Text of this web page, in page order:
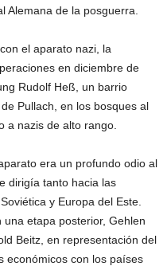
Alemana de la posguerra.
el aparato nazi, la
en diciembre de
Rudolf Heß, un barrio
Pullach, en los bosques al
a nazis de alto rango.
era un profundo odio al
dirigía tanto hacia las
y Europa del Este.
etapa posterior, Gehlen
Beitz, en representación del
económicos con los países